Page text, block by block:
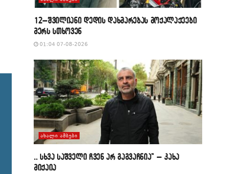
12–შვილიანი დედის დახმარებას მოქალაქეები
მერს სთხოვენ
01:04 07-08-2026
ᲐᲮᲐᲚᲘ ᲐᲛᲑᲔᲑᲘ
,, სხვა საშველი ჩვენ არ გაგვაჩნია” – კახა
მიქაია